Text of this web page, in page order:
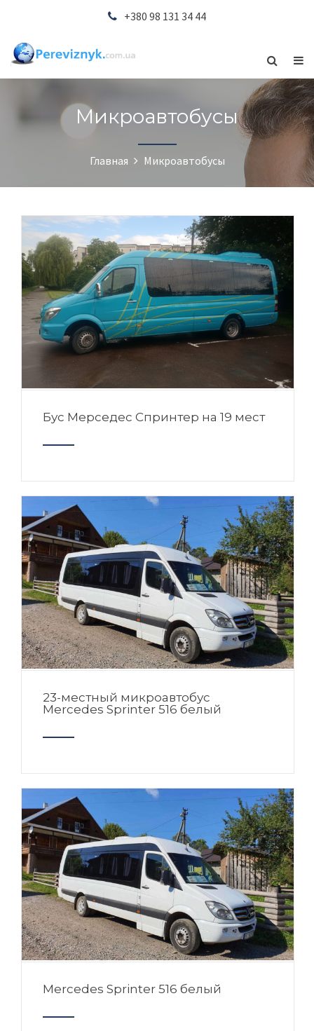
+380 98 131 34 44
Микроавтобусы
Главная Микроавтобусы
Бус Мерседес Спринтер на 19 мест
23-местный микроавтобус
Mercedes Sprinter 516 белый
Mercedes Sprinter 516 белый